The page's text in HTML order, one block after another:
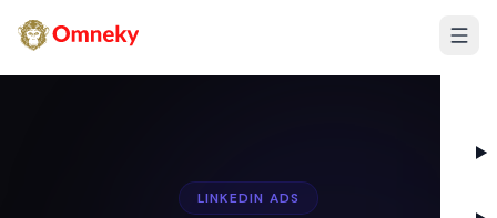
LINKEDIN ADS